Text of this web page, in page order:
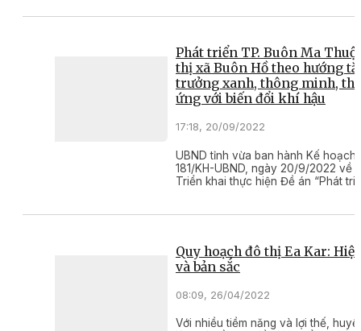
cà phê đặc trưng mà còn bởi “ngàn
Phát triển TP. Buôn Ma
thị xã Buôn Hồ theo hướng
trưởng xanh, thông minh,
ứng với biến đổi khí hậu
17:18, 20/09/2022
UBND tỉnh vừa ban hành Kế hoạch
181/KH-UBND, ngày 20/9/2022 về
Triển khai thực hiện Đề án “Phát
Quy hoạch đô thị Ea Kar:
và bản sắc
08:09, 26/04/2022
Với nhiều tiềm năng và lợi thế,